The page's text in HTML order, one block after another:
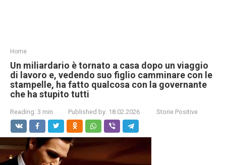
Home
Un miliardario è tornato a casa dopo un viaggio
di lavoro e, vedendo suo figlio camminare con le
stampelle, ha fatto qualcosa con la governante
che ha stupito tutti
Reading: 3 min Published by: 18.02.2026 Storie Positive